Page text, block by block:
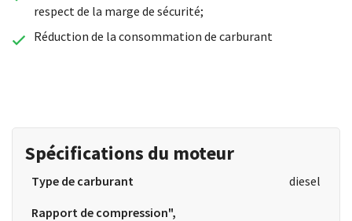
respect de la marge de sécurité;
Réduction de la consommation de carburant
Spécifications du moteur
Type de carburant
diesel
Rapport de compression",